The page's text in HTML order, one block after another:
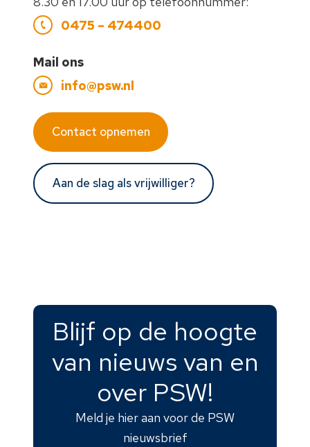
0475 – 474400
Mail ons
info@psw.nl
Contact opnemen
Aan de slag als vrijwilliger?
Blijf op de hoogte
van nieuws van en
over PSW!
Meld je hier aan voor de PSW
nieuwsbrief